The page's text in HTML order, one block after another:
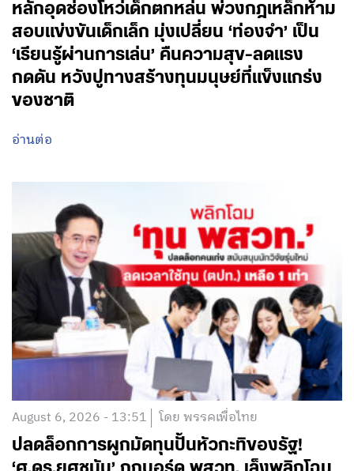
หลักอุดช่องโหว่เด็กตกหล่น พ่วงกฎเหล็กห้าม
สอบแข่งขันเด็กเล็ก มุ่งเปลี่ยน ‘ท่องจำ’ เป็น
‘เรียนรู้ผ่านการเล่น’ คืนความสุข-ลดแรง
กดดัน หวังปูทางสร้างทุนมนุษย์ที่แข็งแกร่ง
ของชาติ
อ่านต่อ
August 6, 2026 - 13:51 โดย พรรคเพื่อไทย
ปลดล็อกการผูกมัดทุนปั้นหัวกะทิของรัฐ!